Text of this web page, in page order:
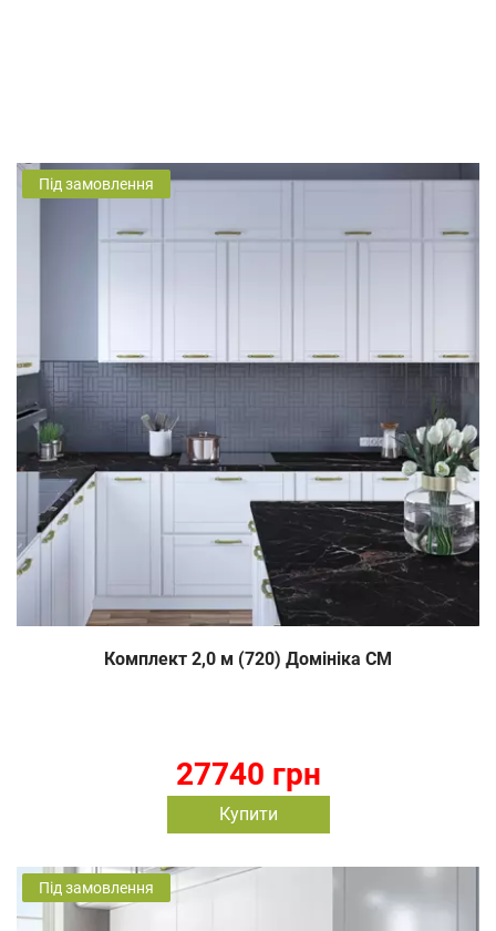
Під замовлення
Комплект 2,0 м (720) Домініка СМ
27740 грн
Купити
Під замовлення